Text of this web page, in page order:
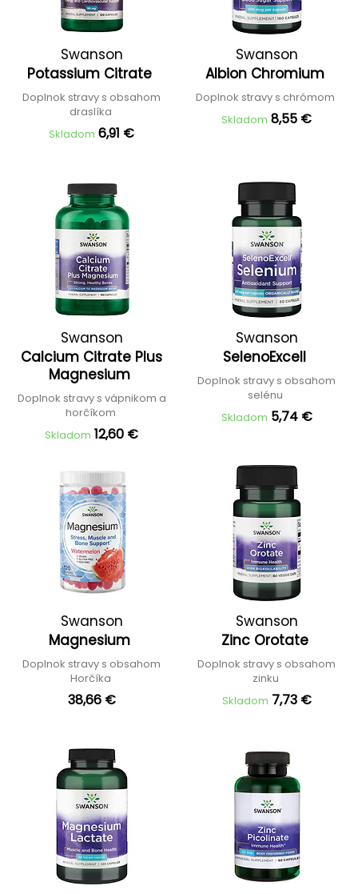
Swanson
Potassium Citrate
Doplnok stravy s obsahom
draslíka
Skladom 6,91 €
Swanson
Albion Chromium
Doplnok stravy s chrómom
Skladom 8,55 €
Swanson
Calcium Citrate Plus
Magnesium
Doplnok stravy s vápnikom a
horčíkom
Skladom 12,60 €
Swanson
SelenoExcell
Doplnok stravy s obsahom
selénu
Skladom 5,74 €
Swanson
Magnesium
Doplnok stravy s obsahom
Horčíka
38,66 €
Swanson
Zinc Orotate
Doplnok stravy s obsahom
zinku
Skladom 7,73 €